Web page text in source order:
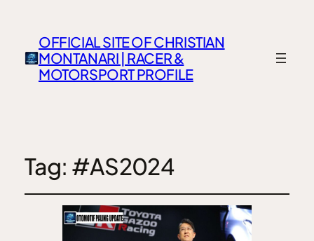
OFFICIAL SITE OF CHRISTIAN
MONTANARI | RACER &
MOTORSPORT PROFILE
Tag: #AS2024